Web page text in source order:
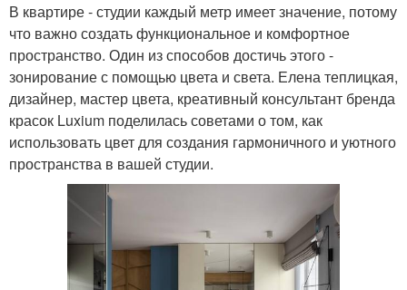
В квартире - студии каждый метр имеет значение, потому
что важно создать функциональное и комфортное
пространство. Один из способов достичь этого -
зонирование с помощью цвета и света. Елена теплицкая,
дизайнер, мастер цвета, креативный консультант бренда
красок Luxium поделилась советами о том, как
использовать цвет для создания гармоничного и уютного
пространства в вашей студии.